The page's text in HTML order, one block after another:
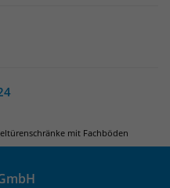
mit Fachböden
verwendet, um
und
Website für den
der Website zu
anonym und weisen
Besucher zu